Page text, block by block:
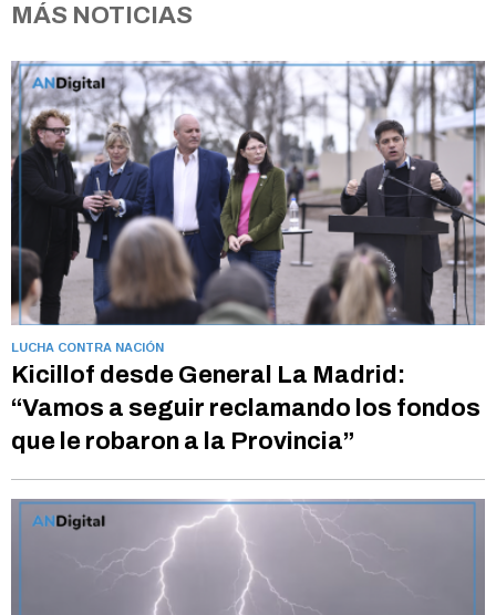
MÁS NOTICIAS
LUCHA CONTRA NACIÓN
Kicillof desde General La Madrid:
“Vamos a seguir reclamando los fondos
que le robaron a la Provincia”